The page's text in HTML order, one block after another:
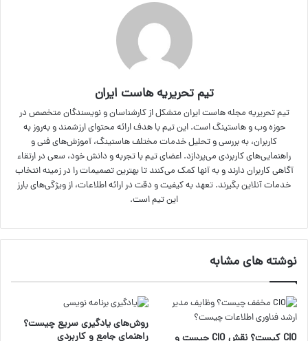
تیم تحریریه هاست ایران
تیم تحریریه مجله هاست ایران متشکل از کارشناسان و نویسندگان متخصص در
حوزه وب و هاستینگ است. این تیم با هدف ارائه محتوای ارزشمند و به‌روز به
کاربران، به بررسی و تحلیل خدمات مختلف هاستینگ، آموزش‌های فنی و
راهنمایی‌های کاربردی می‌پردازد. اعضای تیم با تجربه و دانش خود، سعی در ارتقاء
آگاهی کاربران دارند و به آنها کمک می‌کنند تا بهترین تصمیمات را در زمینه انتخاب
خدمات آنلاین بگیرند. تعهد به کیفیت و دقت در ارائه اطلاعات، از ویژگی‌های بارز
این تیم است.
نوشته های مشابه
روش‌های یادگیری سریع چیست؟
راهنمای جامع و کاربردی